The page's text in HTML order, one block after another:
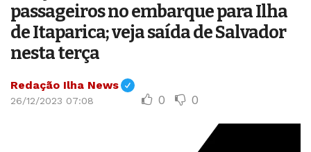
passageiros no embarque para Ilha
de Itaparica; veja saída de Salvador
nesta terça
Redação Ilha News
26/12/2023 07:08 0 0